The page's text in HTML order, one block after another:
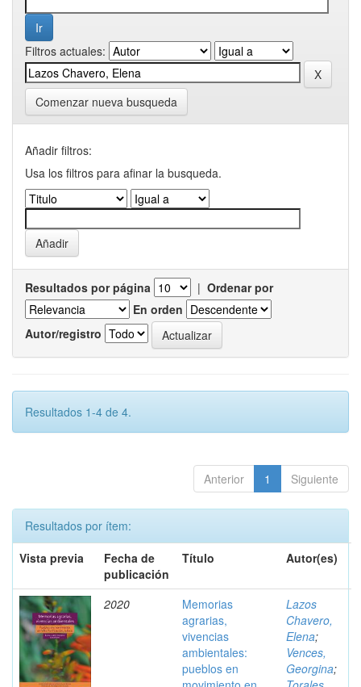
Filtros actuales:
Comenzar nueva busqueda
Añadir filtros:
Usa los filtros para afinar la busqueda.
Resultados por página | Ordenar por
En orden
Autor/registro
Resultados 1-4 de 4.
Anterior 1 Siguiente
Resultados por ítem:
Vista previa
Fecha de
publicación
Título Autor(es)
2020
Memorias
agrarias,
vivencias
ambientales:
pueblos en
Lazos
Chavero,
Elena;
Vences,
Georgina;